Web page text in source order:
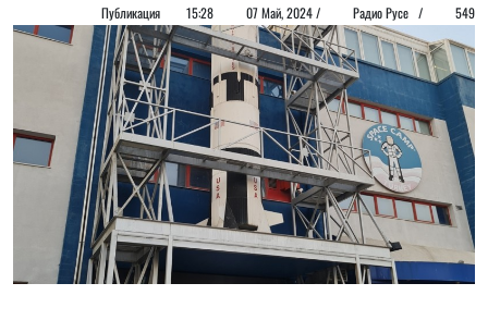
Публикация 15:28 07 Май, 2024 / Радио Русе / 549